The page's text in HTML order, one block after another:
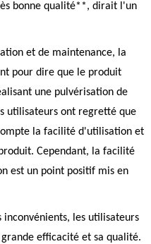
bonne qualité**, dirait l'un
et de maintenance, la
pour dire que le produit
une pulvérisation de
utilisateurs ont regretté que
la facilité d'utilisation et
Cependant, la facilité
est un point positif mis en
inconvénients, les utilisateurs
efficacité et sa qualité.